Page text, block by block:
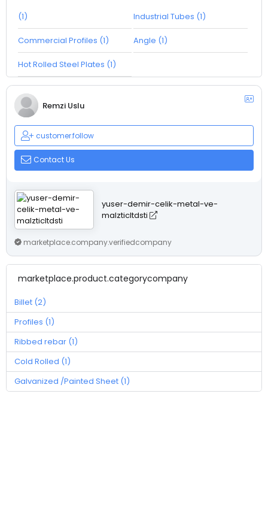
(1) Industrial Tubes (1)
Commercial Profiles (1) Angle (1)
Hot Rolled Steel Plates (1)
Remzi Uslu
customer.follow
Contact Us
yuser-demir-celik-metal-ve-
malzticltdsti
marketplace.company.verifiedcompany
marketplace.product.categorycompany
Billet (2)
Profiles (1)
Ribbed rebar (1)
Cold Rolled (1)
Galvanized /Painted Sheet (1)